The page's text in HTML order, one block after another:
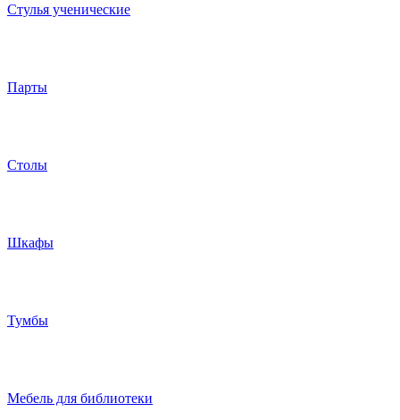
Стулья ученические
Парты
Столы
Шкафы
Тумбы
Мебель для библиотеки